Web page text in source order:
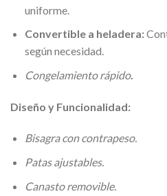
uniforme.
Convertible a heladera:
según necesidad.
Congelamiento rápido.
Diseño y Funcionalidad:
Bisagra con contrapeso.
Patas ajustables.
Canasto removible.